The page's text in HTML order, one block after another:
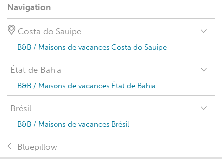
Navigation
Costa do Sauipe
B&B / Maisons de vacances Costa do Sauipe
État de Bahia
B&B / Maisons de vacances État de Bahia
Brésil
B&B / Maisons de vacances Brésil
Bluepillow